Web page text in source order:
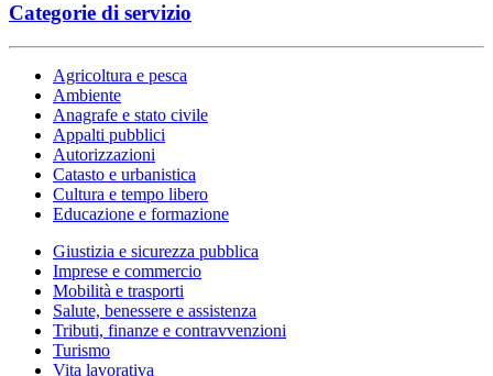
Categorie di servizio
Agricoltura e pesca
Ambiente
Anagrafe e stato civile
Appalti pubblici
Autorizzazioni
Catasto e urbanistica
Cultura e tempo libero
Educazione e formazione
Giustizia e sicurezza pubblica
Imprese e commercio
Mobilità e trasporti
Salute, benessere e assistenza
Tributi, finanze e contravvenzioni
Turismo
Vita lavorativa